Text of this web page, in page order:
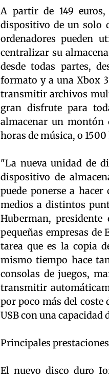
A partir de 149
dispositivo de un solo
ordenadores pueden
centralizar su
desde todas partes,
formato y a una Xbox
transmitir archivos
gran disfrute para
almacenar un montón
horas de música, o
"La nueva unidad de
dispositivo de
puede ponerse a
medios a distintos
Huberman,
pequeñas empresas
tarea que es la copia
mismo tiempo hace
consolas de juegos,
transmitir
por poco más del coste
USB con una
Principales
El nuevo disco duro